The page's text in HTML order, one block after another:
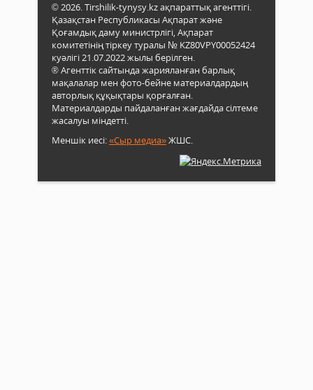
© 2026. Tirshilik-tynysy.kz ақпараттық агенттігі.
Қазақстан Республикасы Ақпарат және
Қоғамдық даму министрлігі, Ақпарат
комитетінің тіркеу туралы № KZ80VPY00052424
куәлігі 21.07.2022 жылы берілген.
® Агенттік сайтында жарияланған барлық
мақалалар мен фото-бейне материалдардың
авторлық құқықтары қорғалған.
Материалдарды пайдаланған жағдайда сілтеме
жасалуы міндетті.
Меншік иесі:«Сыр медиа»ЖШС.